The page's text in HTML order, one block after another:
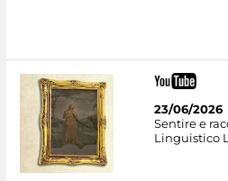
23/06/2026
Sentire e
Linguistico